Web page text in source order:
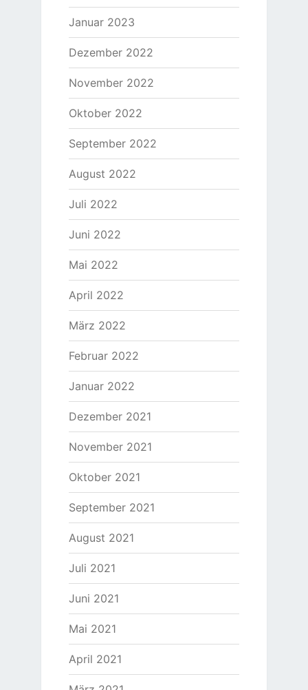
Januar 2023
Dezember 2022
November 2022
Oktober 2022
September 2022
August 2022
Juli 2022
Juni 2022
Mai 2022
April 2022
März 2022
Februar 2022
Januar 2022
Dezember 2021
November 2021
Oktober 2021
September 2021
August 2021
Juli 2021
Juni 2021
Mai 2021
April 2021